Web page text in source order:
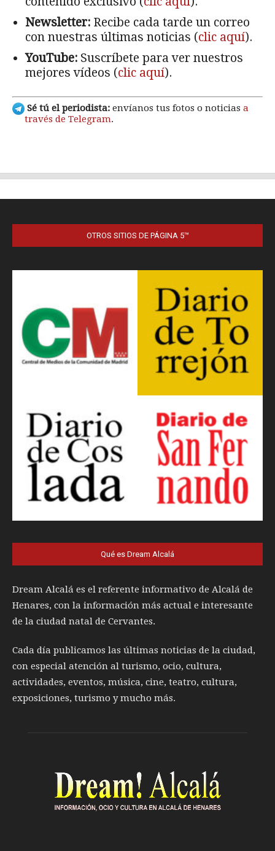
OTROS SITIOS DE PÁGINA 5™
Qué es Dream Alcalá
Dream Alcalá es el referente informativo de Alcalá de
Henares, con la información más actual e interesante
de la ciudad natal de Cervantes.
Cada día publicamos las últimas noticias de la ciudad,
con especial atención al turismo, ocio, cultura,
actividades, eventos, música, cine, teatro, cultura,
exposiciones, turismo y mucho más.